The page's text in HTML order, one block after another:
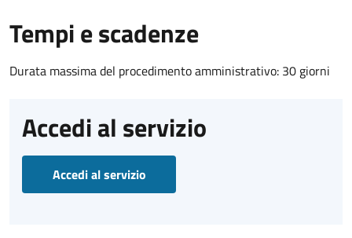
Tempi e scadenze
Durata massima del procedimento amministrativo: 30 giorni
Accedi al servizio
Accedi al servizio